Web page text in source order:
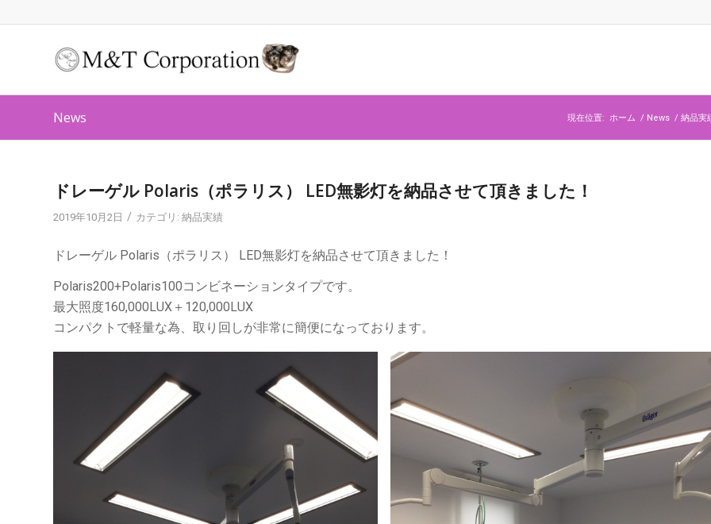
News 現在位置: ホーム / News / 納品実
ドレーゲル Polaris（ポラリス） LED無影灯を納品させて頂きました！
2019年10月2日 / カテゴリ: 納品実績
ドレーゲル Polaris（ポラリス） LED無影灯を納品させて頂きました！
Polaris200+Polaris100コンビネーションタイプです。
最大照度160,000LUX＋120,000LUX
コンパクトで軽量な為、取り回しが非常に簡便になっております。